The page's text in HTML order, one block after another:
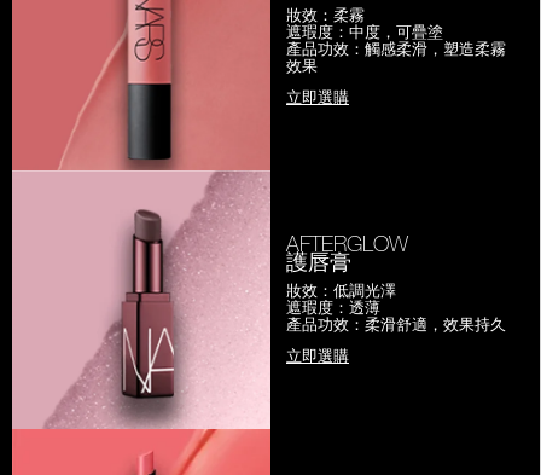
妝效：柔霧
遮瑕度：中度，可疊塗
產品功效：觸感柔滑，塑造柔霧
效果
立即選購
AFTERGLOW
護唇膏
妝效：低調光澤
遮瑕度：透薄
產品功效：柔滑舒適，效果持久
立即選購